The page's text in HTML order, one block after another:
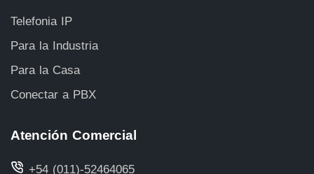
Telefonia IP
Para la Industria
Para la Casa
Conectar a PBX
Atención Comercial
+54 (011)-52464065